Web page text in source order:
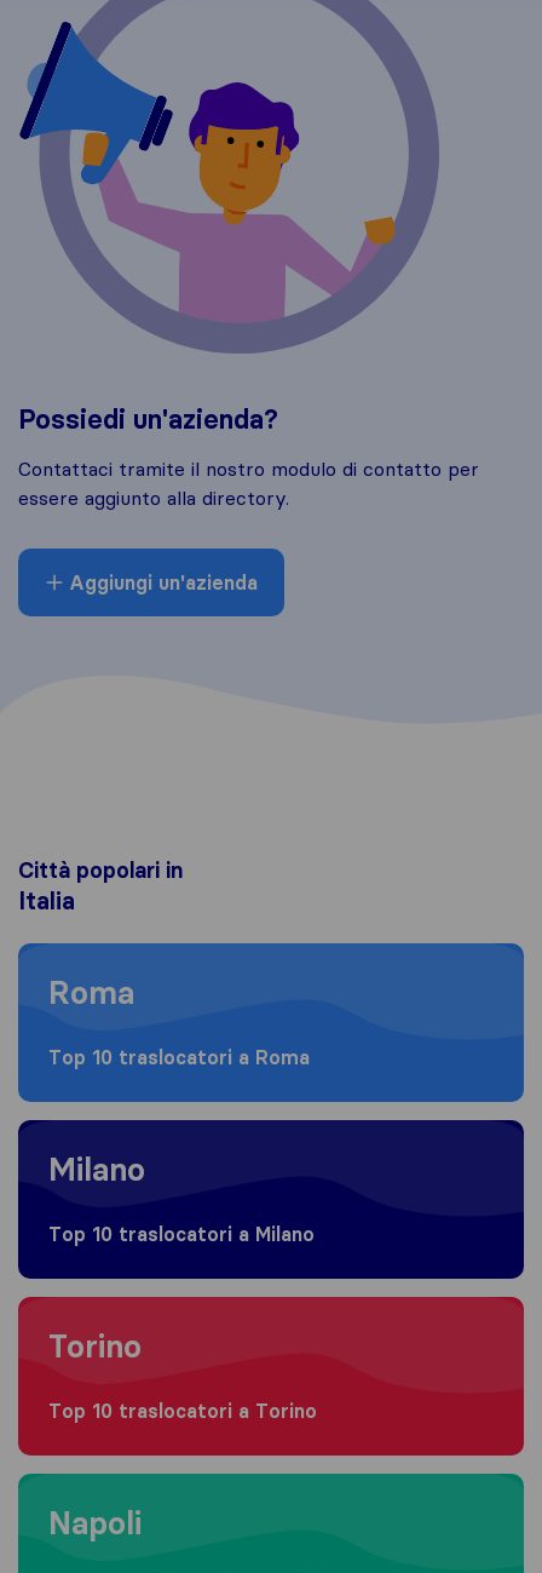
Possiedi un'azienda?
Contattaci tramite il nostro modulo di contatto per
essere aggiunto alla directory.
Aggiungi un'azienda
Città popolari in
Italia
Moving to Roma
Roma
Top 10 traslocatori a Roma
Moving to Milano
Milano
Top 10 traslocatori a Milano
Moving to Torino
Torino
Top 10 traslocatori a Torino
Moving to Napoli
Napoli